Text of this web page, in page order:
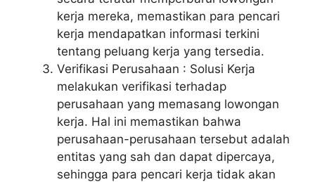
kerja mereka, memastikan para pencari
kerja mendapatkan informasi terkini
tentang peluang kerja yang tersedia.
Verifikasi Perusahaan : Solusi Kerja
melakukan verifikasi terhadap
perusahaan yang memasang lowongan
kerja. Hal ini memastikan bahwa
perusahaan-perusahaan tersebut adalah
entitas yang sah dan dapat dipercaya,
sehingga para pencari kerja tidak akan